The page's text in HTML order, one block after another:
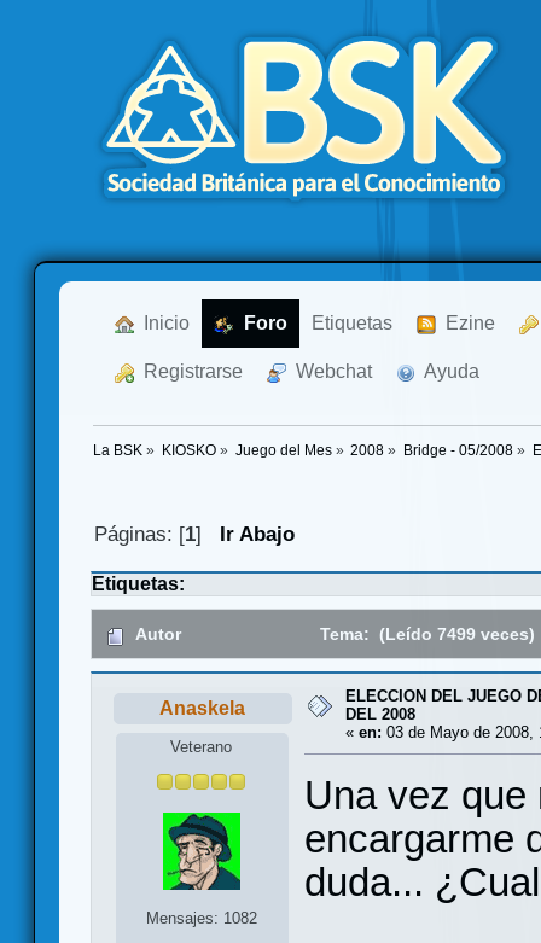
Inicio Foro Etiquetas Ezine
Registrarse Webchat Ayuda
La BSK » KIOSKO» Juego del Mes» 2008 » Bridge - 05/2008 »
Páginas: [1] Ir Abajo
Etiquetas:
Autor Tema: (Leído 7499 veces)
Anaskela
Veterano
Mensajes: 1082
ELECCION DEL JUEGO
DEL 2008
« en: 03 de Mayo de 2008,
Una vez que
encargarme
duda...